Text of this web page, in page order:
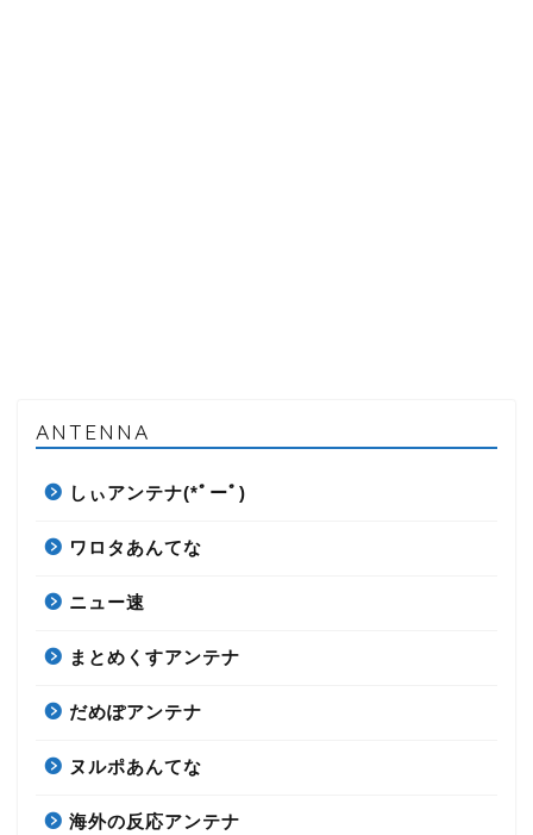
ANTENNA
しぃアンテナ(*ﾟーﾟ)
ワロタあんてな
ニュー速
まとめくすアンテナ
だめぽアンテナ
ヌルポあんてな
海外の反応アンテナ